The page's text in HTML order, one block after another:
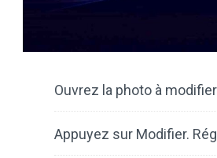
Ouvrez la photo à
Appuyez sur Modifier.